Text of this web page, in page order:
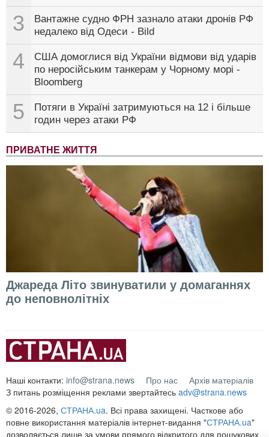
3
Вантажне судно ФРН зазнало атаки дронів РФ
недалеко від Одеси - Bild
4
США домоглися від України відмови від ударів
по неросійським танкерам у Чорному морі -
Bloomberg
5
Потяги в Україні затримуються на 12 і більше
годин через атаки РФ
ПРИВАТНЕ ЖИТТЯ
Джареда Літо звинуватили у домаганнях
до неповнолітніх
Наші контакти: info@strana.news Про нас
Архів матеріалів
З питань розміщення реклами звертайтесь adv@strana.news
© 2016-2026, СТРАНА.ua. Всі права захищені. Часткове або
повне використання матеріалів інтернет-видання "СТРАНА.ua"
дозволяється лише за умови прямого відкритого для пошукових